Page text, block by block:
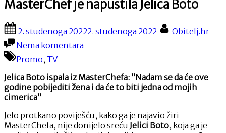
MasterChef je napustila Jelica Boto
Posted
on
2. studenoga 20222. studenoga 2022 By
Obitelj.hr
Nema komentara
MasterChef
Jelica
Boto
Promo, TV
Jelica Boto ispala iz MasterChefa: ”Nadam se da će ove
godine pobijediti žena i da će to biti jedna od mojih
cimerica”
Jelo protkano poviješću, kako ga je najavio žiri
MasterChefa, nije donijelo sreću Jelici Boto, koja ga je